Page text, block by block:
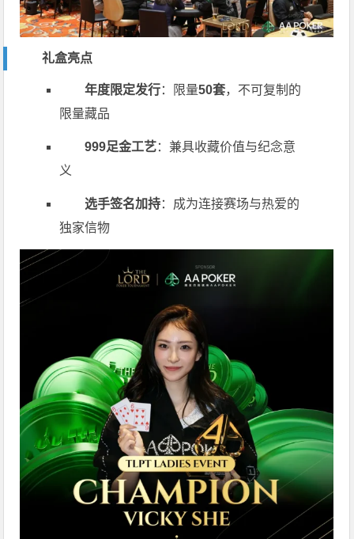
礼盒亮点
年度限定发行：限量50套，不可复制的
限量藏品
999足金工艺：兼具收藏价值与纪念意
义
选手签名加持：成为连接赛场与热爱的
独家信物